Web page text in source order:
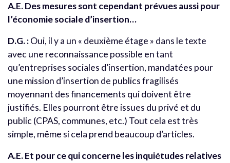
A.E. Des mesures sont cependant prévues aussi pour
l’économie sociale d’insertion…
D.G. :Oui, il y a un « deuxième étage » dans le texte
avec une reconnaissance possible en tant
qu’entreprises sociales d’insertion, mandatées pour
une mission d’insertion de publics fragilisés
moyennant des financements qui doivent être
justifiés. Elles pourront être issues du privé et du
public (CPAS, communes, etc.) Tout cela est très
simple, même si cela prend beaucoup d’articles.
A.E. Et pour ce qui concerne les inquiétudes relatives